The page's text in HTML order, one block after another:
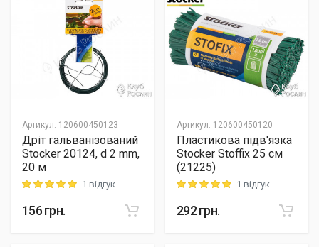
Артикул: 120600450123
Дріт гальванізований
Stocker 20124, d 2 mm,
20 м
Rating: 5 out of 51 відгук
156грн.
Артикул: 120600450120
Пластикова підв'язка
Stocker Stoffix 25 см
(21225)
Rating: 5 out of 51 відгук
292грн.